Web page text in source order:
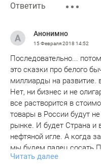
2007 - 655,3045
....
2018 - 1.357,20
даже уровень инфляции
Стоимость нефти все и
И что, когда по всем
Ударить еще раз по
подороже, но чуть позже.
Ответить
Анонимно
15 Февраля 2018 14:52
Последовательно...
это сказки про белого
миллиарды на развитие.
Нет, ни бизнес и не
все растворится в
товары в России будут
рынке. И будет Страна и
нефтяной игле. А когда
мы будем палец
резервы искать, а не
Читать далее